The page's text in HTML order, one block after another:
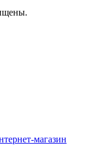
магазин